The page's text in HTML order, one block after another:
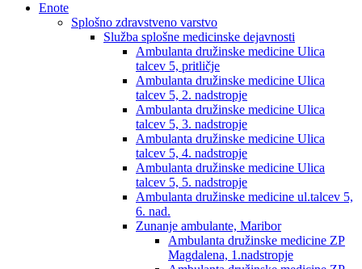
Enote
Splošno zdravstveno varstvo
Služba splošne medicinske dejavnosti
Ambulanta družinske medicine Ulica
talcev 5, pritličje
Ambulanta družinske medicine Ulica
talcev 5, 2. nadstropje
Ambulanta družinske medicine Ulica
talcev 5, 3. nadstropje
Ambulanta družinske medicine Ulica
talcev 5, 4. nadstropje
Ambulanta družinske medicine Ulica
talcev 5, 5. nadstropje
Ambulanta družinske medicine ul.talcev 5,
6. nad.
Zunanje ambulante, Maribor
Ambulanta družinske medicine ZP
Magdalena, 1.nadstropje